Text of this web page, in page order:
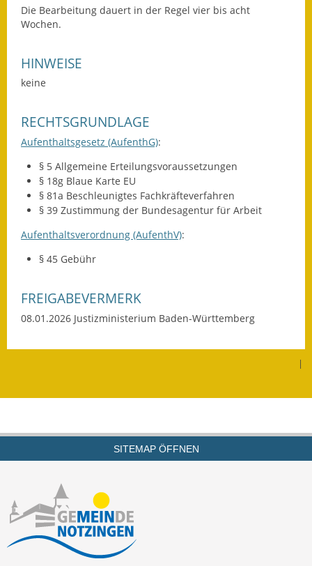
Die Bearbeitung dauert in der Regel vier bis acht
Wochen.
HINWEISE
keine
RECHTSGRUNDLAGE
Aufenthaltsgesetz (AufenthG):
§ 5 Allgemeine Erteilungsvoraussetzungen
§ 18g Blaue Karte EU
§ 81a Beschleunigtes Fachkräfteverfahren
§ 39 Zustimmung der Bundesagentur für Arbeit
Aufenthaltsverordnung (AufenthV):
§ 45 Gebühr
FREIGABEVERMERK
08.01.2026 Justizministerium Baden-Württemberg
|
SITEMAP ÖFFNEN